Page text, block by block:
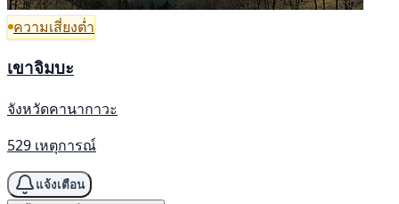
ความเสี่ยงต่ำ
เขาจิมบะ
จังหวัดคานากาวะ
529 เหตุการณ์
แจ้งเตือน